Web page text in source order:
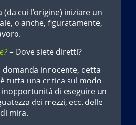
cui l’origine) iniziare un
o anche, figuratamente,
= Dove siete diretti?
domanda innocente, detta
tutta una critica sul modo
inopportunità di eseguire un
dei mezzi, ecc. delle
mira.